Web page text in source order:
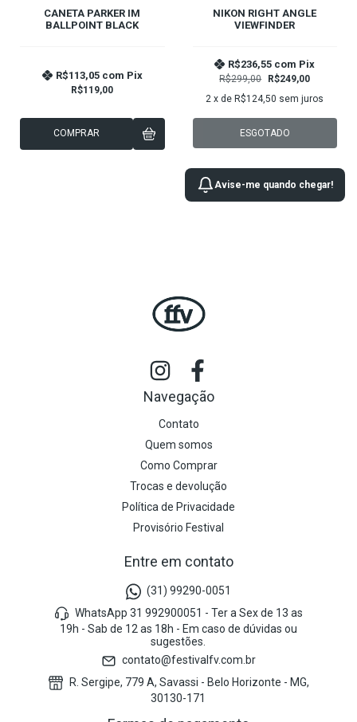
CANETA PARKER IM
BALLPOINT BLACK
R$119,00
R$113,05 com Pix
COMPRAR
NIKON RIGHT ANGLE
VIEWFINDER
R$299,00 R$249,00
R$236,55 com Pix
2 x de R$124,50 sem juros
ESGOTADO
Avise-me quando chegar!
Navegação
Contato
Quem somos
Como Comprar
Trocas e devolução
Política de Privacidade
Provisório Festival
Entre em contato
(31) 99290-0051
WhatsApp 31 992900051 - Ter a Sex de 13 as
19h - Sab de 12 as 18h - Em caso de dúvidas ou
sugestões.
contato@festivalfv.com.br
R. Sergipe, 779 A, Savassi - Belo Horizonte - MG,
30130-171